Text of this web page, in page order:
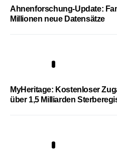
Ahnenforschung-Update:
Millionen neue Datensätze
MyHeritage: Kostenloser
über 1,5 Milliarden